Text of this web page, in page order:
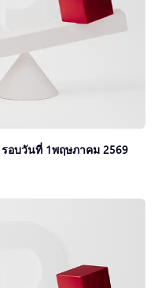
อบวันที่ 1พฤษภาคม 2569